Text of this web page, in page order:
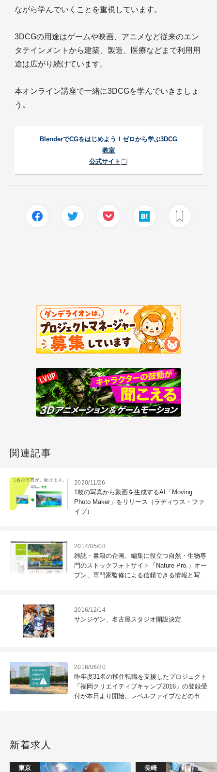
ながら学んでいくことを重視しています。
3DCGの用途はゲームや映画、アニメなど従来のエン
タテインメントから建築、製造、医療などまで利用用
途は広がり続けています。
本オンライン講座で一緒に3DCGを学んでいきましょ
う。
BlenderでCGをはじめよう！ゼロから学ぶ3DCG
教室
公式サイト
関連記事
2020/11/26
1枚の写真から動画を生成するAI「Moving
Photo Maker」をリリース（ラディウス・ファ
イブ）
2014/05/08
雑誌・書籍の企画、編集に役立つ自然・生物専
門のストックフォトサイト「Nature Pro.」オー
プン、専門家監修による信頼できる情報と写
2016/12/14
サンジゲン、名古屋スタジオ開設決定
2016/06/30
昨年度31名の移住転職を支援したプロジェクト
「福岡クリエイティブキャンプ2016」の登録受
付が本日より開始。レベルファイブなどの市内
新着求人
東京 長崎